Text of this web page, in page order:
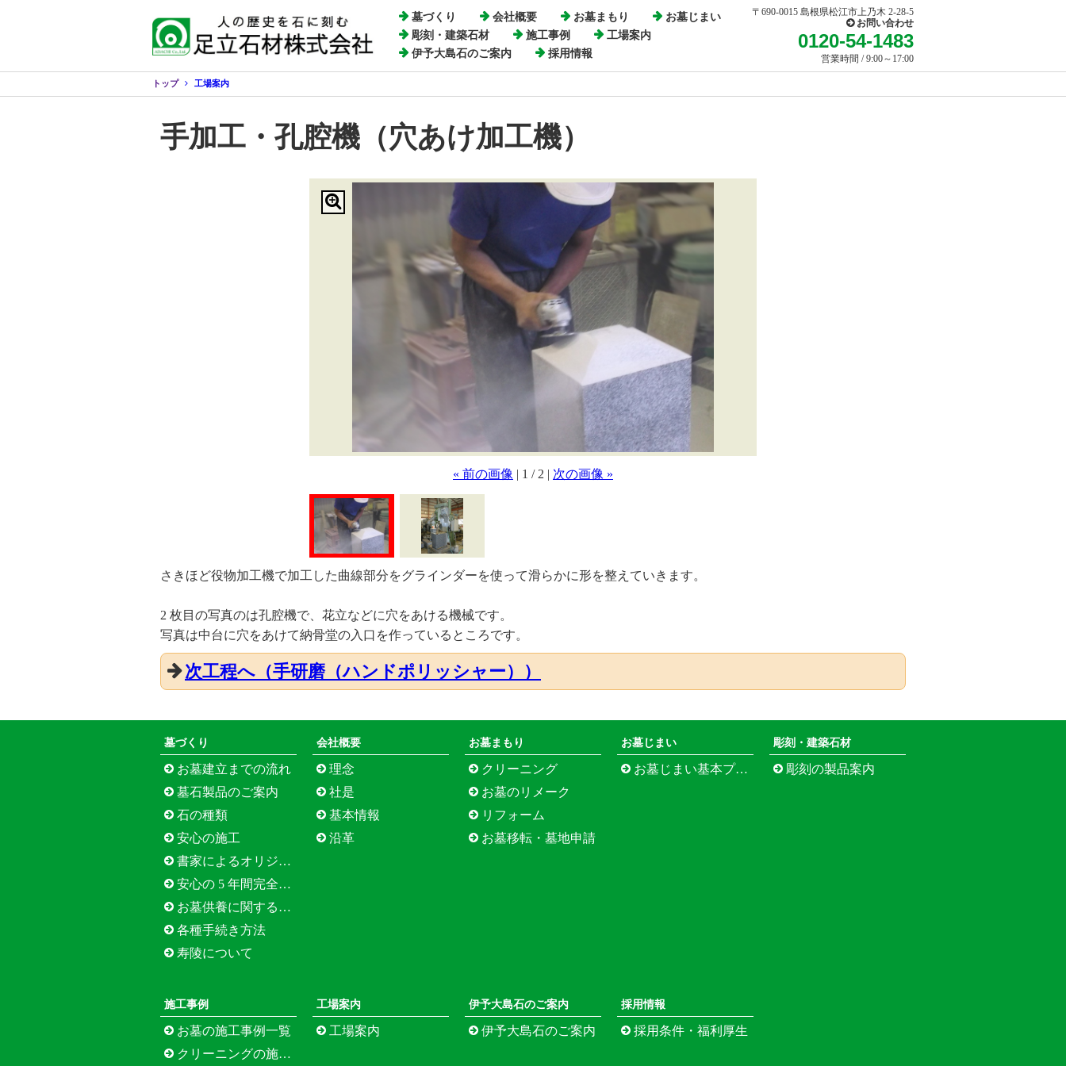
墓づくり 会社概要 お墓まもり
お墓じまい
彫刻・建築石材
施工事例
工場案内
伊予大島石のご案内
採用情報
〒690-0015 島根県松江市上乃木 2-28-5
お問い合わせ
0120-54-1483
営業時間 / 9:00～17:00
トップ 工場案内
手加工・孔腔機（穴あけ加工機）
« 前の画像 | 1 / 2 | 次の画像 »
さきほど役物加工機で加工した曲線部分をグラインダーを使って滑らかに形を整えていきます。
2 枚目の写真のは孔腔機で、花立などに穴をあける機械です。
写真は中台に穴をあけて納骨堂の入口を作っているところです。
次工程へ（手研磨（ハンドポリッシャー））
墓づくり
お墓建立までの流れ
墓石製品のご案内
石の種類
安心の施工
書家によるオリジナル文字
安心の 5 年間完全保証
お墓供養に関する Q&A
各種手続き方法
寿陵について
会社概要
理念
社是
基本情報
沿革
お墓まもり
クリーニング
お墓のリメーク
リフォーム
お墓移転・墓地申請
お墓じまい
お墓じまい基本プラン（松江市寺町）
彫刻・建築石材
彫刻の製品案内
施工事例
お墓の施工事例一覧
クリーニングの施工事例一覧
工場案内
工場案内
伊予大島石のご案内
伊予大島石のご案内
採用情報
採用条件・福利厚生